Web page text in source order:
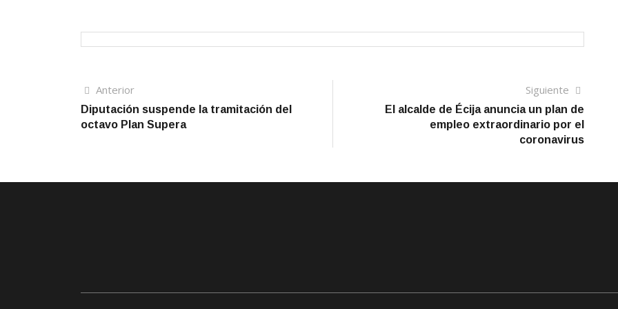
Navegación
de
AnteriorArtículo
anterior
Diputación suspende la tramitación del
octavo Plan Supera
Siguiente
El alcalde de Écija anuncia un plan de
empleo extraordinario por el
coronavirus